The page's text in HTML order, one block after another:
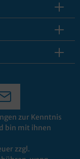
zur Kenntnis
bin mit ihnen
zzgl.